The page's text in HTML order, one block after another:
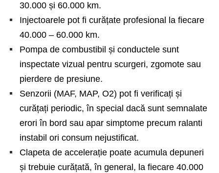
30.000 și 60.000 km.
Injectoarele pot fi curățate profesional la fiecare
40.000 – 60.000 km.
Pompa de combustibil și conductele sunt
inspectate vizual pentru scurgeri, zgomote sau
pierdere de presiune.
Senzorii (MAF, MAP, O2) pot fi verificați și
curățați periodic, în special dacă sunt semnalate
erori în bord sau apar simptome precum ralanti
instabil ori consum nejustificat.
Clapeta de accelerație poate acumula depuneri
și trebuie curățată, în general, la fiecare 40.000